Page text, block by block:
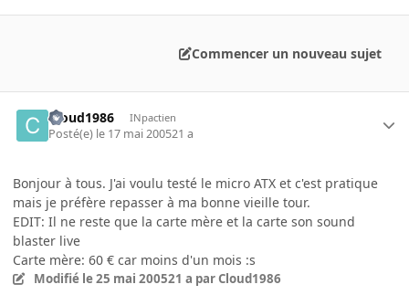
Commencer un nouveau sujet
Cloud1986 INpactien
Posté(e) le 17 mai 200521 a
Bonjour à tous. J'ai voulu testé le micro ATX et c'est pratique
mais je préfère repasser à ma bonne vieille tour.
EDIT: Il ne reste que la carte mère et la carte son sound
blaster live
Carte mère: 60 € car moins d'un mois :s
Modifié le 25 mai 200521 a par Cloud1986